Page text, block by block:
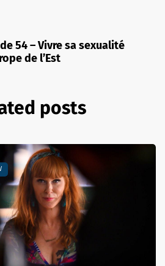
54 – Vivre sa sexualité
de l’Est
posts